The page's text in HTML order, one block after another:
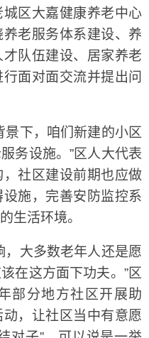
区大嘉健康养老中心
老服务体系建设、养
队伍建设、居家养老
面对面交流并提出问
下，咱们新建的小区
务设施。”区人大代表
社区建设前期也应做
施，完善安防监控系
生活环境。
大多数老年人还是愿
在这方面下功夫。”区
部分地方社区开展助
，让社区当中有意愿